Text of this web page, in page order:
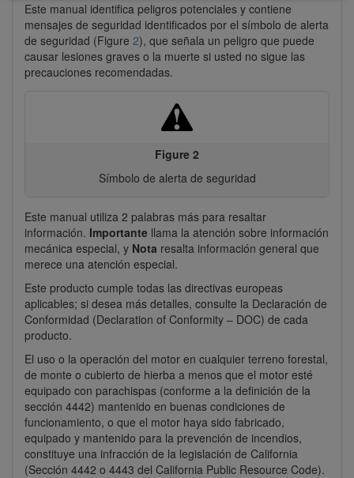
Este manual identifica peligros potenciales y contiene
mensajes de seguridad identificados por el símbolo de alerta
de seguridad (Figure 2), que señala un peligro que puede
causar lesiones graves o la muerte si usted no sigue las
precauciones recomendadas.
Figure 2
Símbolo de alerta de seguridad
Este manual utiliza 2 palabras más para resaltar
información. Importante llama la atención sobre información
mecánica especial, y Nota resalta información general que
merece una atención especial.
Este producto cumple todas las directivas europeas
aplicables; si desea más detalles, consulte la Declaración de
Conformidad (Declaration of Conformity – DOC) de cada
producto.
El uso o la operación del motor en cualquier terreno forestal,
de monte o cubierto de hierba a menos que el motor esté
equipado con parachispas (conforme a la definición de la
sección 4442) mantenido en buenas condiciones de
funcionamiento, o que el motor haya sido fabricado,
equipado y mantenido para la prevención de incendios,
constituye una infracción de la legislación de California
(Sección 4442 o 4443 del California Public Resource Code).